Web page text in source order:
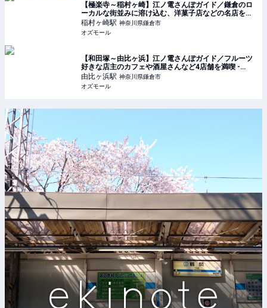
【極楽寺～稲村ヶ崎】江ノ電さんぽガイド／鎌倉のロ
ーカルな街並みに溶け込む、洋菓子店などの名店を発
見 - OZmall
稲村ヶ崎駅 神奈川県鎌倉市
オズモール
【和田塚～由比ヶ浜】江ノ電さんぽガイド／フルーツ
好きな店主のカフェや酒屋さんなど4店舗を満喫 -
OZmall
由比ヶ浜駅 神奈川県鎌倉市
オズモール